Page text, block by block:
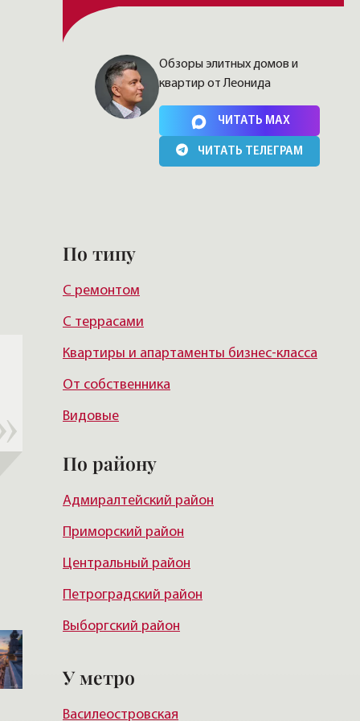
Нажимая на кнопку, Вы соглашаетесь cполитикой
Обзоры элитных домов и
квартир от Леонида
ЧИТАТЬ MAX
ЧИТАТЬ ТЕЛЕГРАМ
По типу
С ремонтом
С террасами
Квартиры и апартаменты бизнес-класса
От собственника
Видовые
По району
Адмиралтейский район
Приморский район
Центральный район
Петроградский район
Выборгский район
Василеостровский район
У метро
Василеостровская